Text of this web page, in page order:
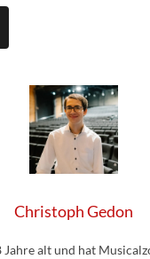
Christoph Gedon
alt und hat